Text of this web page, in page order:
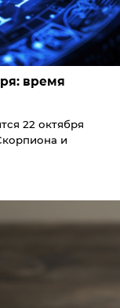
время
22 октября
и